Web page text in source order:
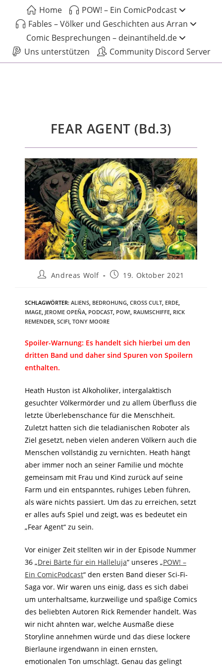
Home
POW! – Ein ComicPodcast
Fables – Völker und Geschichten aus Arran
Comic Besprechungen – deinantiheld.de
Uns unterstützen
Community Discord Server
FEAR AGENT (Bd.3)
Andreas Wolf 19. Oktober 2021
SCHLAGWÖRTER: ALIENS BEDROHUNG CROSS CULT ERDE
IMAGE JEROME OPEÑA PODCAST POW! RAUMSCHIFFE RICK
REMENDER SCIFI TONY MOORE
Spoiler-Warnung: Es handelt sich hierbei um den
dritten Band und daher sind Spuren von Spoilern
enthalten.
Heath Huston ist Alkoholiker, intergalaktisch
gesuchter Völkermörder und zu allem Überfluss die
letzte Überlebenschance für die Menschheit.
Zuletzt hatten sich die teladianischen Roboter als
Ziel gesetzt, neben vielen anderen Völkern auch die
Menschen vollständig zu vernichten. Heath hängt
aber immer noch an seiner Familie und möchte
gemeinsam mit Frau und Kind zurück auf seine
Farm und ein entspanntes, ruhiges Leben führen,
als wäre nichts passiert. Um das zu erreichen, setzt
er alles aufs Spiel und zeigt, was es bedeutet ein
„Fear Agent“ zu sein.
Vor einiger Zeit stellten wir in der Episode Nummer
36 „Drei Bärte für ein Halleluja“ unseres „POW! –
Ein ComicPodcast“ den ersten Band dieser Sci-Fi-
Saga vor. Wir waren uns einig, dass es sich dabei
um unterhaltsame, kurzweilige und spaßige Comics
des beliebten Autoren Rick Remender handelt. Was
wir nicht ahnten war, welche Ausmaße diese
Storyline annehmen würde und das diese lockere
Bierlaune irgendwann in einen ernsten,
emotionalen Ton umschlägt. Genau das gelingt